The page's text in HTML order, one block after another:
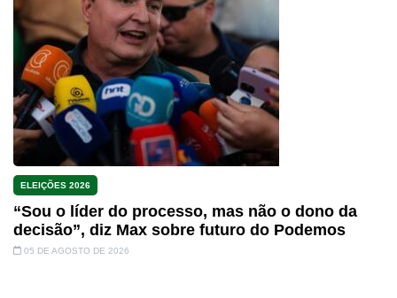
ELEIÇÕES 2026
“Sou o líder do processo, mas não o dono da
decisão”, diz Max sobre futuro do Podemos
05 DE AGOSTO DE 2026